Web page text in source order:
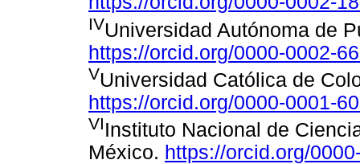
IVUniversidad Autónoma de
https://orcid.org/0000-0002-
VUniversidad Católica de
https://orcid.org/0000-0001-
VIInstituto Nacional de
México. https://orcid.org/